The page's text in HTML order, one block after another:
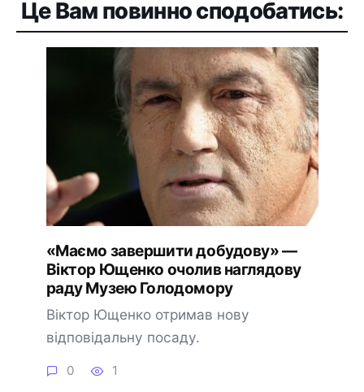
Це Вам повинно сподобатись:
«Маємо завершити добудову» —
Віктор Ющенко очолив наглядову
раду Музею Голодомору
Віктор Ющенко отримав нову
відповідальну посаду.
0 1